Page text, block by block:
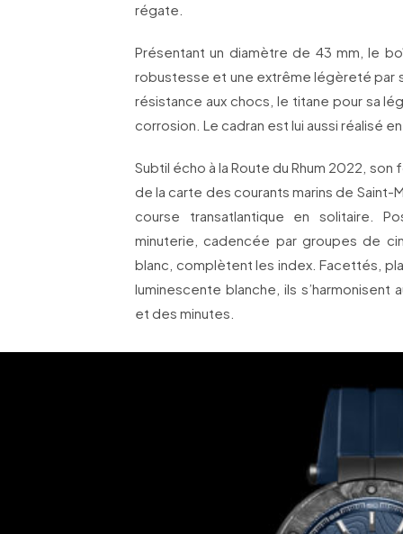
régate.
Présentant un diamètre de 43 mm, le
robustesse et une extrême légèreté par
résistance aux chocs, le titane pour sa
corrosion. Le cadran est lui aussi réalisé
Subtil écho à la Route du Rhum 2022,
de la carte des courants marins de
course transatlantique en solitaire.
minuterie, cadencée par groupes de
blanc, complètent les index. Facettés,
luminescente blanche, ils s’harmonisent
et des minutes.